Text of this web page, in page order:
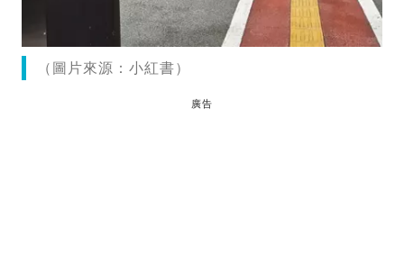
（圖片來源：小紅書）
廣告